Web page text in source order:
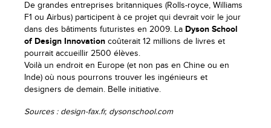
De grandes entreprises britanniques (Rolls-royce, Williams
F1 ou Airbus) participent à ce projet qui devrait voir le jour
dans des bâtiments futuristes en 2009. La Dyson School
of Design Innovation coûterait 12 millions de livres et
pourrait accueillir 2500 élèves.
Voilà un endroit en Europe (et non pas en Chine ou en
Inde) où nous pourrons trouver les ingénieurs et
designers de demain. Belle initiative.
Sources : design-fax.fr, dysonschool.com